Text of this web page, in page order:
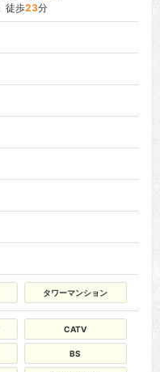
徒歩23分
タワーマンション
CATV
BS